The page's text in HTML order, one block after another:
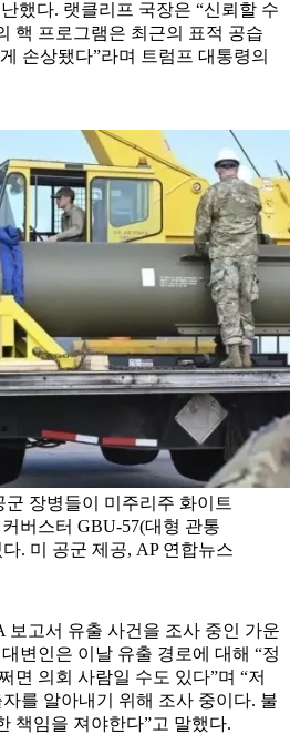
했다. 랫클리프 국장은 “신뢰할 수
핵 프로그램은 최근의 표적 공습
손상됐다”라며 트럼프 대통령의
군 장병들이 미주리주 화이트
버스터 GBU-57(대형 관통
. 미 공군 제공, AP 연합뉴스
보고서 유출 사건을 조사 중인 가운
변인은 이날 유출 경로에 대해 “정
면 의회 사람일 수도 있다”며 “저
를 알아내기 위해 조사 중이다. 불
책임을 져야한다”고 말했다.